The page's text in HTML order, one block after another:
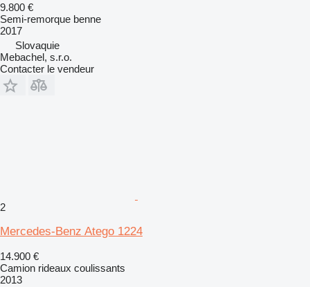
9.800 €
Semi-remorque benne
2017
Slovaquie
Mebachel, s.r.o.
Contacter le vendeur
2
Mercedes-Benz Atego 1224
14.900 €
Camion rideaux coulissants
2013